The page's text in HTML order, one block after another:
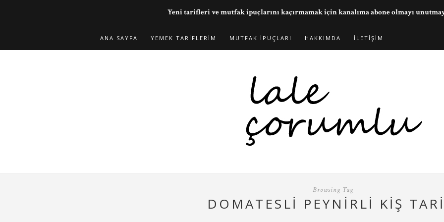
ANA SAYFA YEMEK TARIFLERIM MUTFAK İPUÇLARI HAKKIMDA İLETIŞIM
Browsing Tag
DOMATESLI PEYNIRLI KIŞ
Yeni tarifleri ve mutfak ipuçlarını kaçırmamak için kanalıma abone olmayı